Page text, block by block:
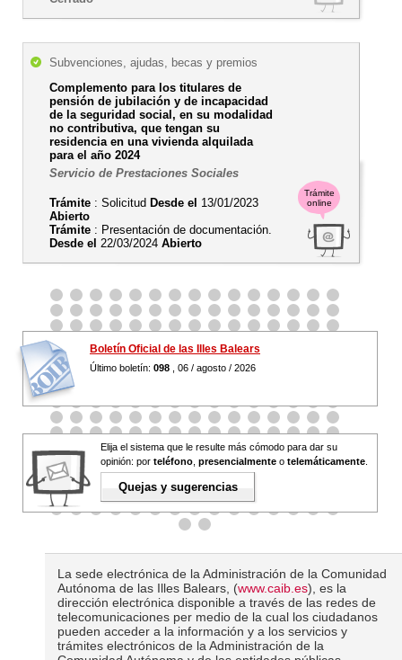
Trámite
online
Subvenciones, ajudas, becas y premios
Complemento para los titulares de
pensión de jubilación y de incapacidad
de la seguridad social, en su modalidad
no contributiva, que tengan su
residencia en una vivienda alquilada
para el año 2024
Servicio de Prestaciones Sociales
Trámite : Solicitud Desde el 13/01/2023
Abierto
Trámite : Presentación de documentación.
Desde el 22/03/2024 Abierto
Boletín Oficial de las Illes Balears
Último boletín: 098 , 06 / agosto / 2026
Elija el sistema que le resulte más cómodo para dar su
opinión: por teléfono presencialmente o telemáticamente
Quejas y sugerencias
La sede electrónica de la Administración de la Comunidad
Autónoma de las Illes Balears, (www.caib.es), es la
dirección electrónica disponible a través de las redes de
telecomunicaciones per medio de la cual los ciudadanos
pueden acceder a la información y a los servicios y
trámites electrónicos de la Administración de la